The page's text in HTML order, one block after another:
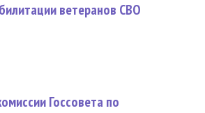
ветеранов СВО
Госсовета по